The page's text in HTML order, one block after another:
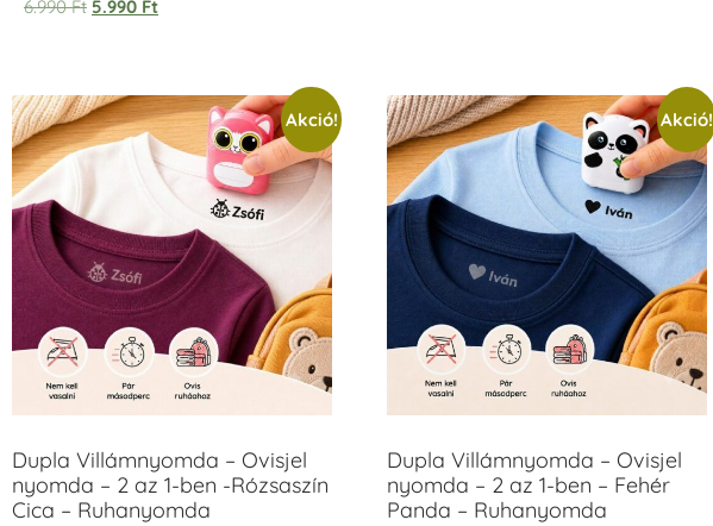
5.00
6.990Ft 5.990 Ft
Akció!
Dupla Villámnyomda – Ovisjel
nyomda – 2 az 1-ben -Rózsaszín
Cica – Ruhanyomda
Akció!
Dupla Villámnyomda – Ovisjel
nyomda – 2 az 1-ben – Fehér
Panda – Ruhanyomda